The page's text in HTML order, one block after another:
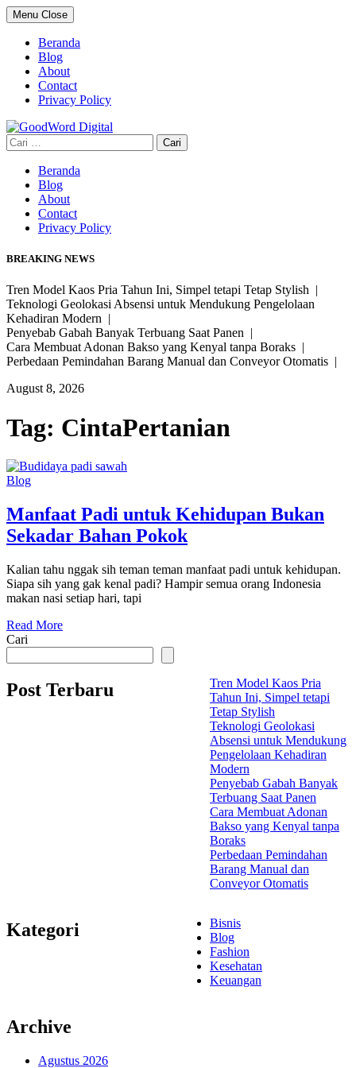
Skip
to
content
Menu Close
Beranda
Blog
About
Contact
Privacy Policy
Cari
untuk:
Beranda
Blog
About
Contact
Privacy Policy
BREAKING NEWS
Tren Model Kaos Pria Tahun Ini, Simpel tetapi Tetap Stylish |
Teknologi Geolokasi Absensi untuk Mendukung Pengelolaan
Kehadiran Modern |
Penyebab Gabah Banyak Terbuang Saat Panen |
Cara Membuat Adonan Bakso yang Kenyal tanpa Boraks |
Perbedaan Pemindahan Barang Manual dan Conveyor Otomatis |
August 8, 2026
Tag: CintaPertanian
Blog
Manfaat Padi untuk Kehidupan Bukan
Sekadar Bahan Pokok
Kalian tahu nggak sih teman teman manfaat padi untuk kehidupan.
Siapa sih yang gak kenal padi? Hampir semua orang Indonesia
makan nasi setiap hari, tapi
Read More
Cari
Post Terbaru
Tren Model Kaos Pria
Tahun Ini, Simpel tetapi
Tetap Stylish
Teknologi Geolokasi
Absensi untuk Mendukung
Pengelolaan Kehadiran
Modern
Penyebab Gabah Banyak
Terbuang Saat Panen
Cara Membuat Adonan
Bakso yang Kenyal tanpa
Boraks
Perbedaan Pemindahan
Barang Manual dan
Conveyor Otomatis
Kategori
Bisnis
Blog
Fashion
Kesehatan
Keuangan
Archive
Agustus 2026